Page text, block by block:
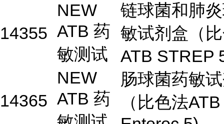
14355
NEW
ATB 药
敏测试
链球菌和肺
敏试剂盒（
ATB STREP
14365
NEW
ATB 药
肠球菌药敏
（比色法ATB